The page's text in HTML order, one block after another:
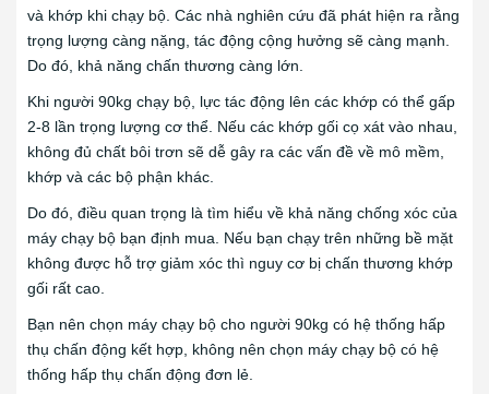
và khớp khi chạy bộ. Các nhà nghiên cứu đã phát hiện ra rằng
trọng lượng càng nặng, tác động cộng hưởng sẽ càng mạnh.
Do đó, khả năng chấn thương càng lớn.
Khi người 90kg chạy bộ, lực tác động lên các khớp có thể gấp
2-8 lần trọng lượng cơ thể. Nếu các khớp gối cọ xát vào nhau,
không đủ chất bôi trơn sẽ dễ gây ra các vấn đề về mô mềm,
khớp và các bộ phận khác.
Do đó, điều quan trọng là tìm hiểu về khả năng chống xóc của
máy chạy bộ bạn định mua. Nếu bạn chạy trên những bề mặt
không được hỗ trợ giảm xóc thì nguy cơ bị chấn thương khớp
gối rất cao.
Bạn nên chọn máy chạy bộ cho người 90kg có hệ thống hấp
thụ chấn động kết hợp, không nên chọn máy chạy bộ có hệ
thống hấp thụ chấn động đơn lẻ.